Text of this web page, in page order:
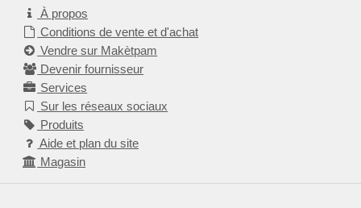
À propos
Conditions de vente et d'achat
Vendre sur Makètpam
Devenir fournisseur
Services
Sur les réseaux sociaux
Produits
Aide et plan du site
Magasin